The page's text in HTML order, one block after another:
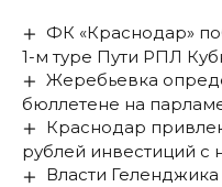
ФК «Краснодар»
1-м туре Пути РПЛ
Жеребьевка
бюллетене на
Краснодар
рублей инвестиций с
Власти